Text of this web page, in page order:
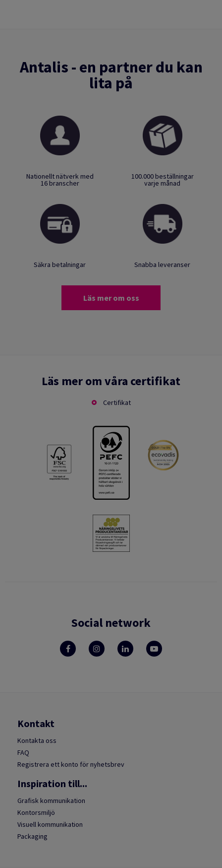
Antalis - en partner du kan
lita på
Nationellt nätverk med
16 branscher
100.000 beställningar
varje månad
Säkra betalningar Snabba leveranser
Läs mer om oss
Läs mer om våra certifikat
Certifikat
Social network
Kontakt
Kontakta oss
FAQ
Registrera ett konto för nyhetsbrev
Inspiration till...
Grafisk kommunikation
Kontorsmiljö
Visuell kommunikation
Packaging